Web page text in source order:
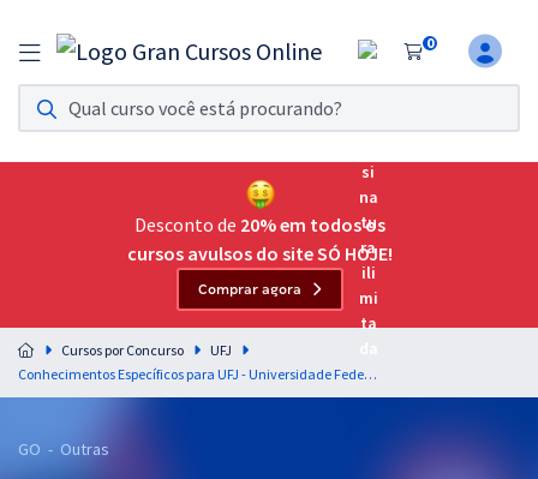
0
Assinatura Ilimitada 11
Acesso a todos os cursos. Teste grátis por 7 dias!
Assinatura OAB Até Passar
Acesso ilimitado a toda preparação para o Exame da
Residências Multiprofissionais
Preparação completa e intensiva para as principais
residências em saúde do Brasil
Desconto de 20% em todos os
cursos avulsos do site SÓ HOJE!
Comprar agora
Cursos por Concurso
UFJ
Conhecimentos Específicos para UFJ - Universidade Federal de Jataí - Técnico de Laboratório/Área: Eletrônica
GO - Outras